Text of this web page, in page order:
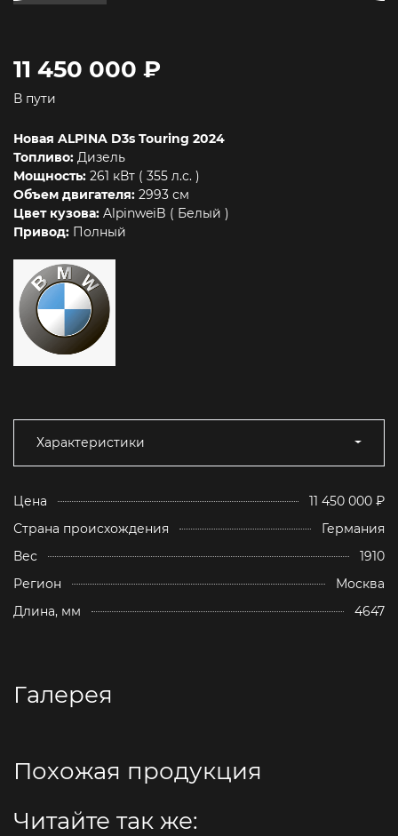
11 450 000 ₽
В пути
Новая ALPINA D3s Touring 2024
Топливо: Дизель
Мощность: 261 кВт ( 355 л.c. )
Объем двигателя: 2993 см
Цвет кузова: AlpinweiB ( Белый )
Привод: Полный
Характеристики
Цена
11 450 000 ₽
Страна происхождения
Германия
Вес
1910
Регион
Москва
Длина, мм
4647
Галерея
Похожая продукция
Читайте так же: